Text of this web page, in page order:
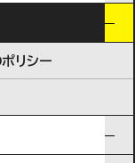
リシー